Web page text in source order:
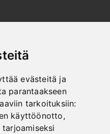
evästeitä ja
parantaakseen
tarkoituksiin:
käyttöönotto,
tarjoamiseksi